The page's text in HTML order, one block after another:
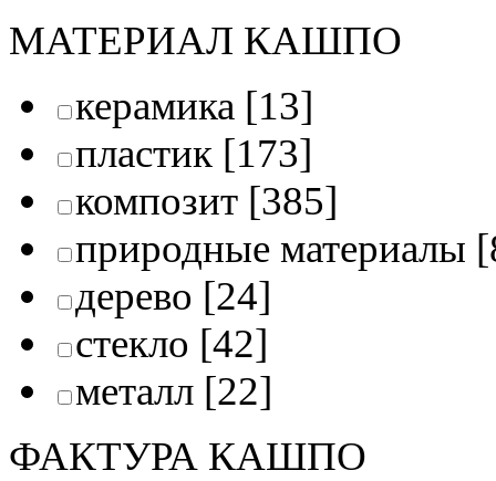
МАТЕРИАЛ КАШПО
керамика [13]
пластик [173]
композит [385]
природные материалы
дерево [24]
стекло [42]
металл [22]
ФАКТУРА КАШПО